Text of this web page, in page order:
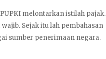
melontarkan istilah pajak.
Sejak itu lah pembahasan
sumber penerimaan negara.